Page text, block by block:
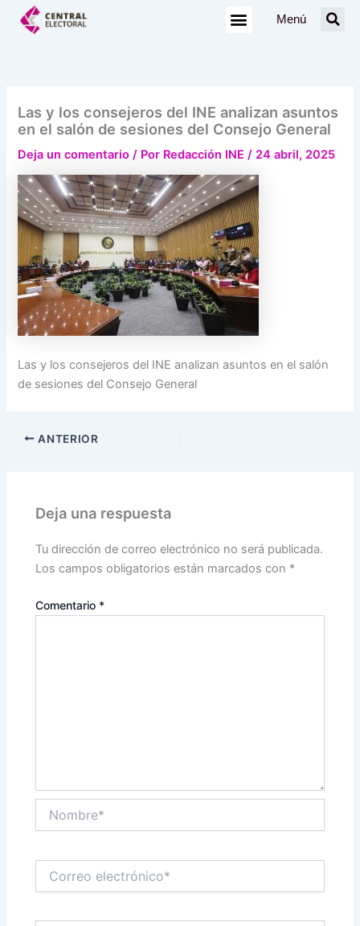
Menú
Las y los consejeros del INE analizan asuntos
en el salón de sesiones del Consejo General
Deja un comentario / Por Redacción INE/ 24 abril, 2025
Las y los consejeros del INE analizan asuntos en el salón
de sesiones del Consejo General
ANTERIOR
Deja una respuesta
Tu dirección de correo electrónico no será publicada.
Los campos obligatorios están marcados con *
Comentario *
electrónico*